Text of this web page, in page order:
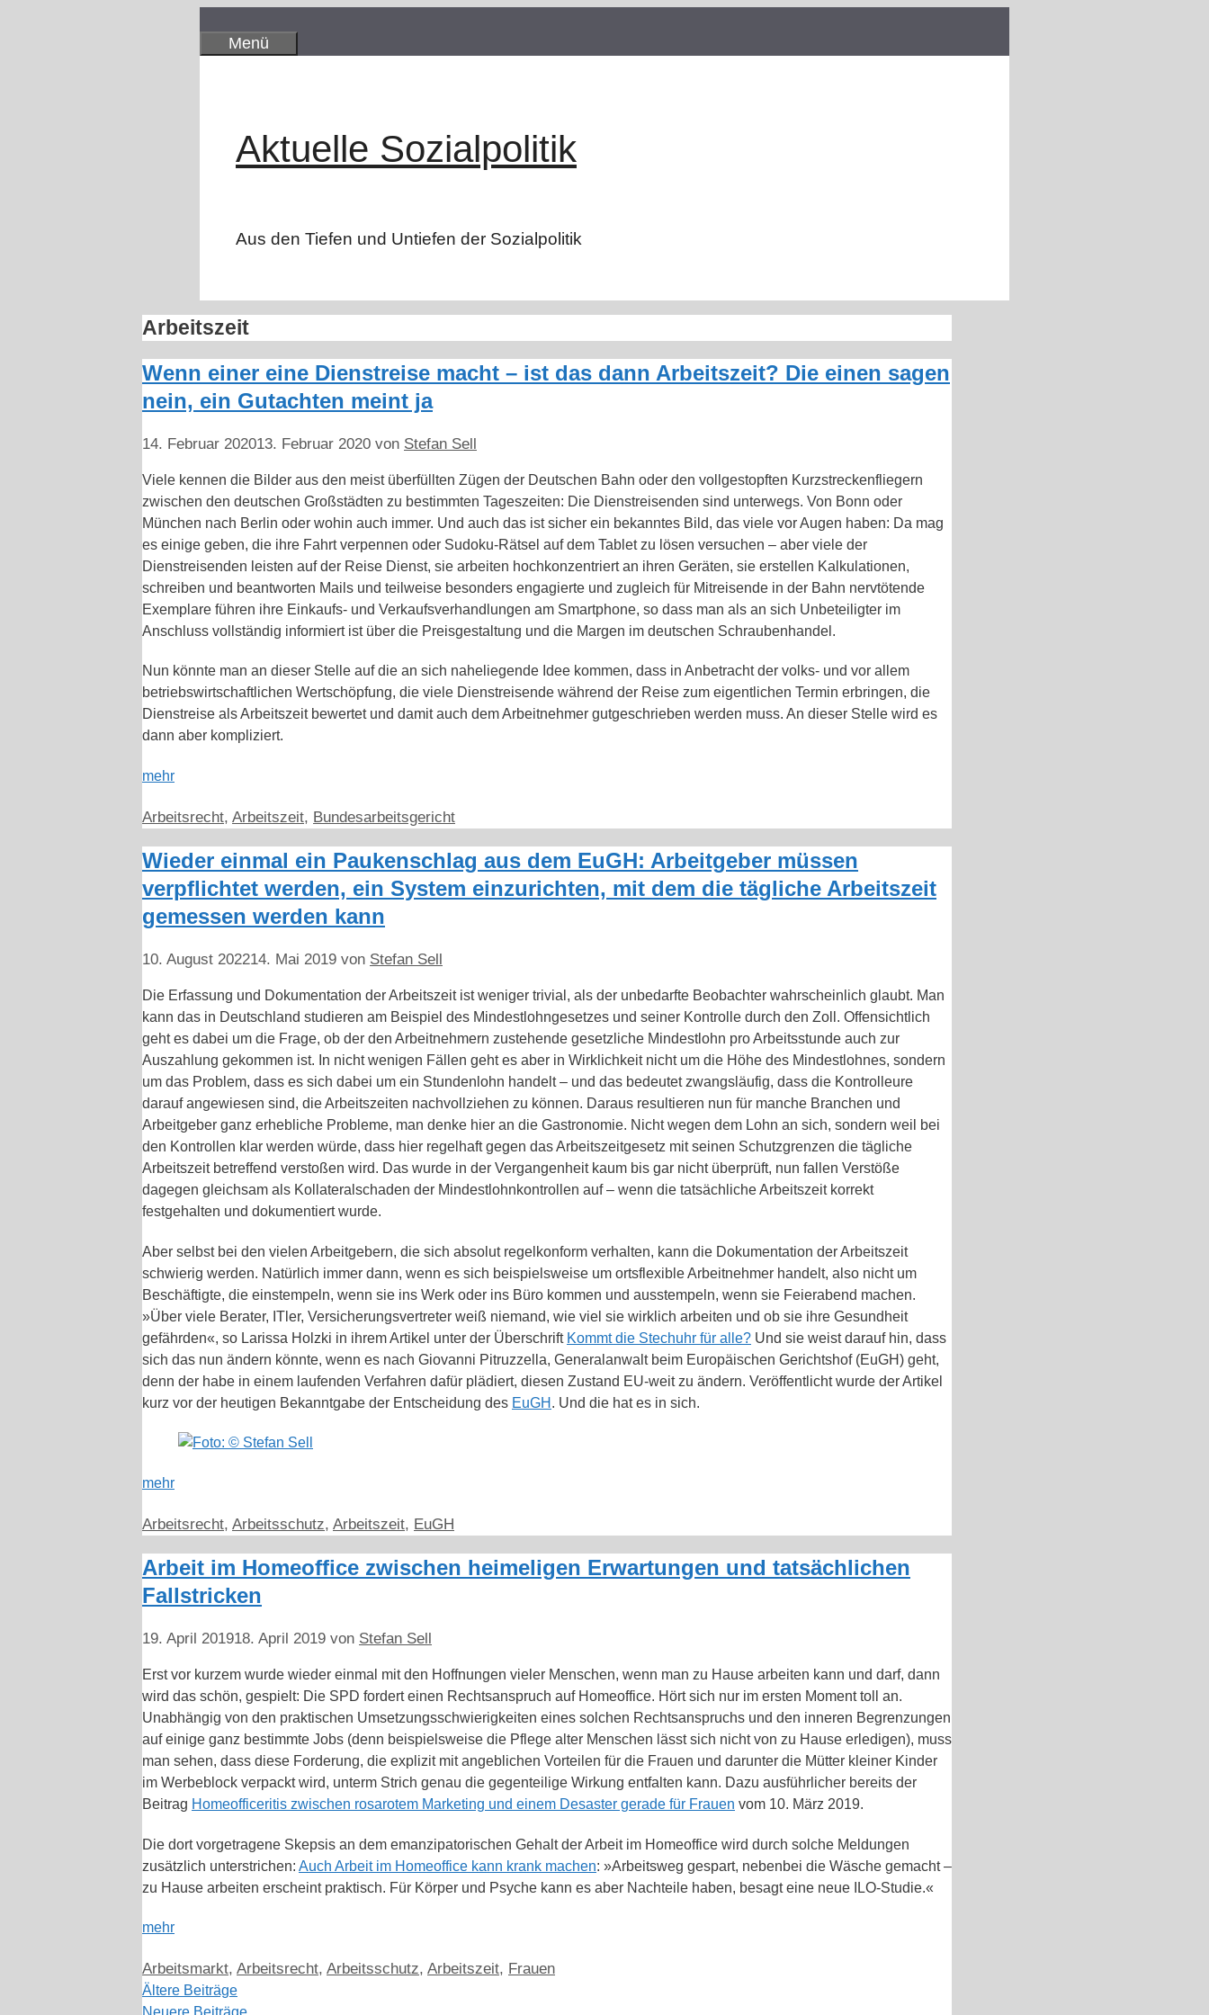
Menü
Aktuelle Sozialpolitik
Aus den Tiefen und Untiefen der Sozialpolitik
Arbeitszeit
Wenn einer eine Dienstreise macht – ist das dann Arbeitszeit? Die einen sagen
nein, ein Gutachten meint ja
14. Februar 202013. Februar 2020 von Stefan Sell
Viele kennen die Bilder aus den meist überfüllten Zügen der Deutschen Bahn oder den vollgestopften Kurzstreckenfliegern
zwischen den deutschen Großstädten zu bestimmten Tageszeiten: Die Dienstreisenden sind unterwegs. Von Bonn oder
München nach Berlin oder wohin auch immer. Und auch das ist sicher ein bekanntes Bild, das viele vor Augen haben: Da mag
es einige geben, die ihre Fahrt verpennen oder Sudoku-Rätsel auf dem Tablet zu lösen versuchen – aber viele der
Dienstreisenden leisten auf der Reise Dienst, sie arbeiten hochkonzentriert an ihren Geräten, sie erstellen Kalkulationen,
schreiben und beantworten Mails und teilweise besonders engagierte und zugleich für Mitreisende in der Bahn nervtötende
Exemplare führen ihre Einkaufs- und Verkaufsverhandlungen am Smartphone, so dass man als an sich Unbeteiligter im
Anschluss vollständig informiert ist über die Preisgestaltung und die Margen im deutschen Schraubenhandel.
Nun könnte man an dieser Stelle auf die an sich naheliegende Idee kommen, dass in Anbetracht der volks- und vor allem
betriebswirtschaftlichen Wertschöpfung, die viele Dienstreisende während der Reise zum eigentlichen Termin erbringen, die
Dienstreise als Arbeitszeit bewertet und damit auch dem Arbeitnehmer gutgeschrieben werden muss. An dieser Stelle wird es
dann aber kompliziert.
mehr
Kategorien
Arbeitsrecht, Arbeitszeit, Bundesarbeitsgericht
Wieder einmal ein Paukenschlag aus dem EuGH: Arbeitgeber müssen
verpflichtet werden, ein System einzurichten, mit dem die tägliche Arbeitszeit
gemessen werden kann
10. August 202214. Mai 2019 von Stefan Sell
Die Erfassung und Dokumentation der Arbeitszeit ist weniger trivial, als der unbedarfte Beobachter wahrscheinlich glaubt. Man
kann das in Deutschland studieren am Beispiel des Mindestlohngesetzes und seiner Kontrolle durch den Zoll. Offensichtlich
geht es dabei um die Frage, ob der den Arbeitnehmern zustehende gesetzliche Mindestlohn pro Arbeitsstunde auch zur
Auszahlung gekommen ist. In nicht wenigen Fällen geht es aber in Wirklichkeit nicht um die Höhe des Mindestlohnes, sondern
um das Problem, dass es sich dabei um ein Stundenlohn handelt – und das bedeutet zwangsläufig, dass die Kontrolleure
darauf angewiesen sind, die Arbeitszeiten nachvollziehen zu können. Daraus resultieren nun für manche Branchen und
Arbeitgeber ganz erhebliche Probleme, man denke hier an die Gastronomie. Nicht wegen dem Lohn an sich, sondern weil bei
den Kontrollen klar werden würde, dass hier regelhaft gegen das Arbeitszeitgesetz mit seinen Schutzgrenzen die tägliche
Arbeitszeit betreffend verstoßen wird. Das wurde in der Vergangenheit kaum bis gar nicht überprüft, nun fallen Verstöße
dagegen gleichsam als Kollateralschaden der Mindestlohnkontrollen auf – wenn die tatsächliche Arbeitszeit korrekt
festgehalten und dokumentiert wurde.
Aber selbst bei den vielen Arbeitgebern, die sich absolut regelkonform verhalten, kann die Dokumentation der Arbeitszeit
schwierig werden. Natürlich immer dann, wenn es sich beispielsweise um ortsflexible Arbeitnehmer handelt, also nicht um
Beschäftigte, die einstempeln, wenn sie ins Werk oder ins Büro kommen und ausstempeln, wenn sie Feierabend machen.
»Über viele Berater, ITler, Versicherungsvertreter weiß niemand, wie viel sie wirklich arbeiten und ob sie ihre Gesundheit
gefährden«, so Larissa Holzki in ihrem Artikel unter der Überschrift Kommt die Stechuhr für alle? Und sie weist darauf hin, dass
sich das nun ändern könnte, wenn es nach Giovanni Pitruzzella, Generalanwalt beim Europäischen Gerichtshof (EuGH) geht,
denn der habe in einem laufenden Verfahren dafür plädiert, diesen Zustand EU-weit zu ändern. Veröffentlicht wurde der Artikel
kurz vor der heutigen Bekanntgabe der Entscheidung des EuGH . Und die hat es in sich.
mehr
Kategorien
Arbeitsrecht, Arbeitsschutz, Arbeitszeit, EuGH
Arbeit im Homeoffice zwischen heimeligen Erwartungen und tatsächlichen
Fallstricken
19. April 201918. April 2019 von Stefan Sell
Erst vor kurzem wurde wieder einmal mit den Hoffnungen vieler Menschen, wenn man zu Hause arbeiten kann und darf, dann
wird das schön, gespielt: Die SPD fordert einen Rechtsanspruch auf Homeoffice. Hört sich nur im ersten Moment toll an.
Unabhängig von den praktischen Umsetzungsschwierigkeiten eines solchen Rechtsanspruchs und den inneren Begrenzungen
auf einige ganz bestimmte Jobs (denn beispielsweise die Pflege alter Menschen lässt sich nicht von zu Hause erledigen), muss
man sehen, dass diese Forderung, die explizit mit angeblichen Vorteilen für die Frauen und darunter die Mütter kleiner Kinder
im Werbeblock verpackt wird, unterm Strich genau die gegenteilige Wirkung entfalten kann. Dazu ausführlicher bereits der
Beitrag Homeofficeritis zwischen rosarotem Marketing und einem Desaster gerade für Frauen vom 10. März 2019.
Die dort vorgetragene Skepsis an dem emanzipatorischen Gehalt der Arbeit im Homeoffice wird durch solche Meldungen
zusätzlich unterstrichen: Auch Arbeit im Homeoffice kann krank machen: »Arbeitsweg gespart, nebenbei die Wäsche gemacht –
zu Hause arbeiten erscheint praktisch. Für Körper und Psyche kann es aber Nachteile haben, besagt eine neue ILO-Studie.«
mehr
Kategorien
Arbeitsmarkt, Arbeitsrecht, Arbeitsschutz, Arbeitszeit, Frauen
Ältere Beiträge
Neuere Beiträge